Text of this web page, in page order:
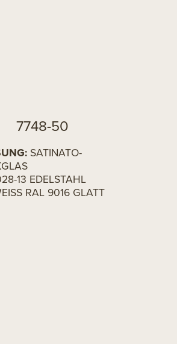
7748-50
SATINATO-
13 EDELSTAHL
RAL 9016 GLATT